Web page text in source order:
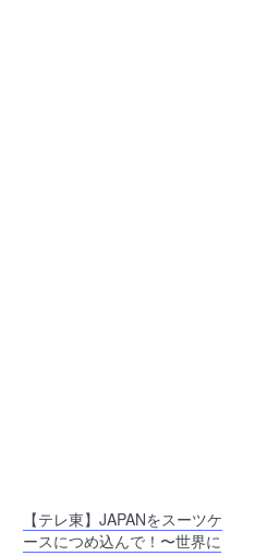
【テレ東】JAPANをスーツケ
ースにつめ込んで！〜世界に